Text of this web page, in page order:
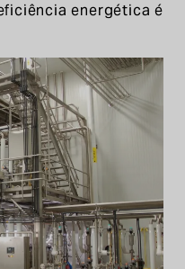
energética é